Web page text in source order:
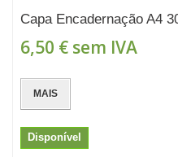
Capa Encadernação A4
6,50 € sem IVA
MAIS
Disponível